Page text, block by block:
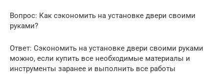
Вопрос: Как сэкономить на установке двери своими
руками?
Ответ: Сэкономить на установке двери своими руками
можно, если купить все необходимые материалы и
инструменты заранее и выполнить все работы